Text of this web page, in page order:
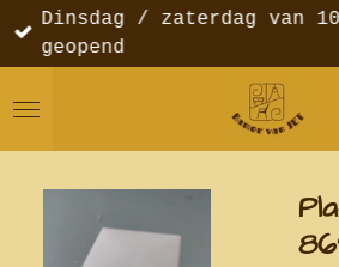
Ga
direct
de
Dinsdag / zaterdag van
geopend